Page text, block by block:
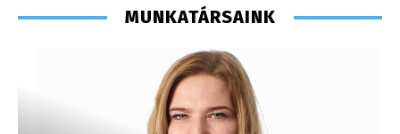
MUNKATÁRSAINK